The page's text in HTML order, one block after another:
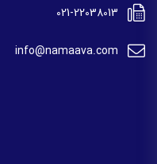
021-22038013
info@namaava.com